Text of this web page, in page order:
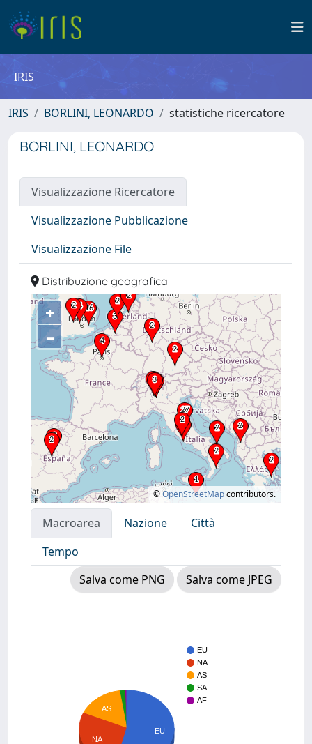
IRIS
IRIS BORLINI, LEONARDO statistiche ricercatore
BORLINI, LEONARDO
Visualizzazione Ricercatore
Visualizzazione Pubblicazione
Visualizzazione File
Distribuzione geografica
+
–
©OpenStreetMapcontributors.
Macroarea Nazione
Città
Tempo
Salva come PNG
Salva come JPEG
EU
NA
AS
SA
AF
AS
NA
EU